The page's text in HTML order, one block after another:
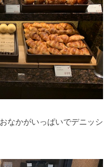
なかがいっぱいでデニッシ